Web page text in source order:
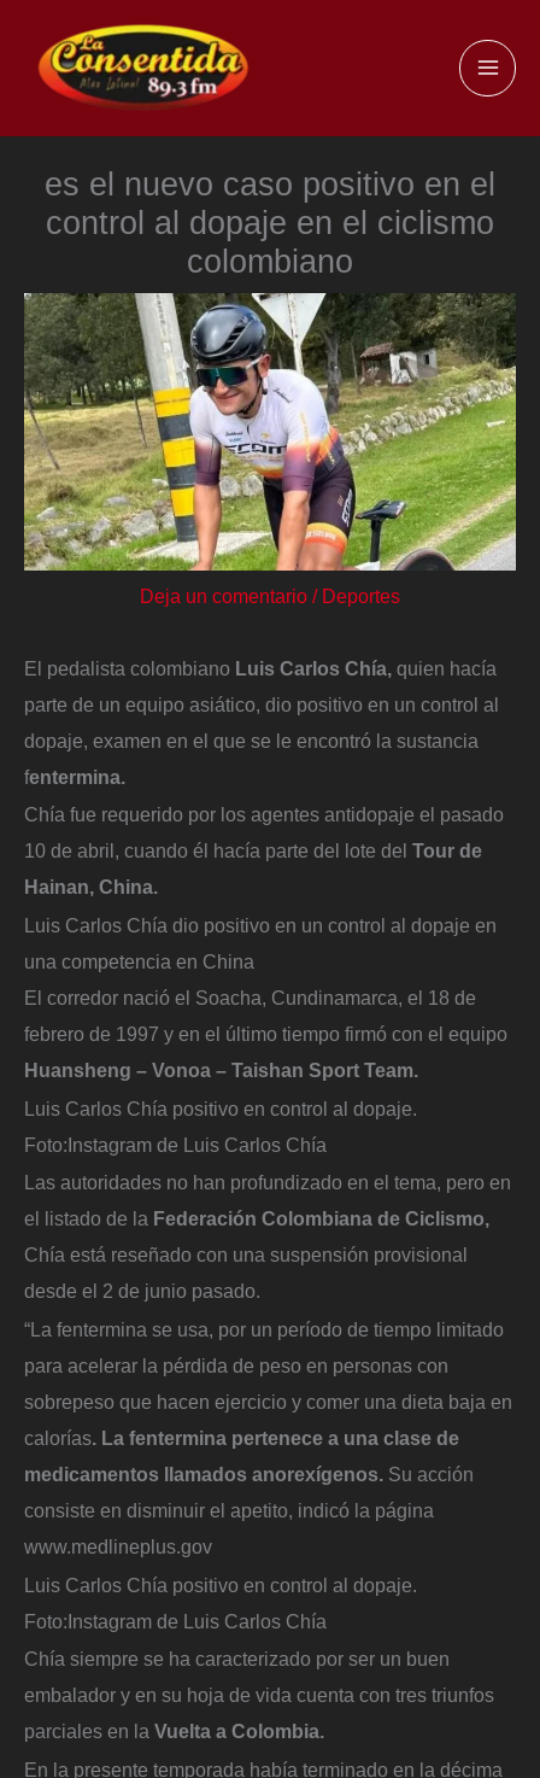
contenido
es el nuevo caso positivo en el
control al dopaje en el ciclismo
colombiano
Deja un comentario / Deportes
El pedalista colombiano Luis Carlos Chía, quien hacía
parte de un equipo asiático, dio positivo en un control al
dopaje, examen en el que se le encontró la sustancia
fentermina.
Chía fue requerido por los agentes antidopaje el pasado
10 de abril, cuando él hacía parte del lote del Tour de
Hainan, China.
Luis Carlos Chía dio positivo en un control al dopaje en
una competencia en China
El corredor nació el Soacha, Cundinamarca, el 18 de
febrero de 1997 y en el último tiempo firmó con el equipo
Huansheng – Vonoa – Taishan Sport Team.
Luis Carlos Chía positivo en control al dopaje.
Foto:Instagram de Luis Carlos Chía
Las autoridades no han profundizado en el tema, pero en
el listado de la Federación Colombiana de Ciclismo,
Chía está reseñado con una suspensión provisional
desde el 2 de junio pasado.
“La fentermina se usa, por un período de tiempo limitado
para acelerar la pérdida de peso en personas con
sobrepeso que hacen ejercicio y comer una dieta baja en
calorías. La fentermina pertenece a una clase de
medicamentos llamados anorexígenos. Su acción
consiste en disminuir el apetito, indicó la página
www.medlineplus.gov
Luis Carlos Chía positivo en control al dopaje.
Foto:Instagram de Luis Carlos Chía
Chía siempre se ha caracterizado por ser un buen
embalador y en su hoja de vida cuenta con tres triunfos
parciales en la Vuelta a Colombia.
En la presente temporada había terminado en la décima